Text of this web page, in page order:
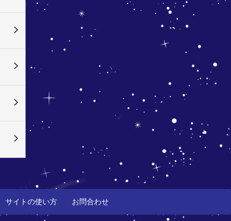
サイトの使い方 お問合わせ